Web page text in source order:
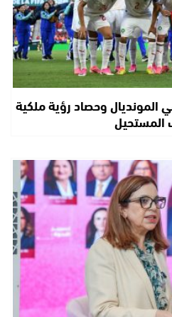
المونديال وحصاد رؤية ملكية
المستحيل